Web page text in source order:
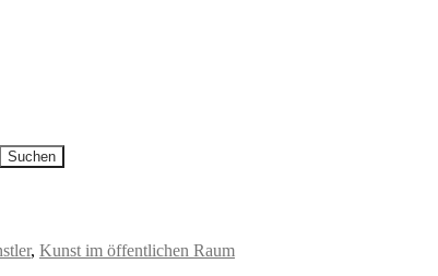
, Kunst im öffentlichen Raum